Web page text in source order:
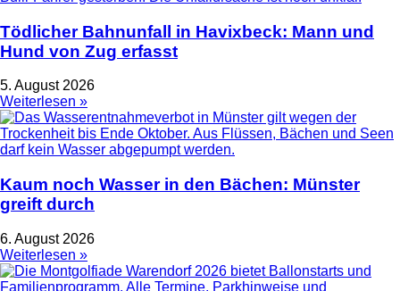
Tödlicher Bahnunfall in Havixbeck: Mann und
Hund von Zug erfasst
5. August 2026
Weiterlesen »
Kaum noch Wasser in den Bächen: Münster
greift durch
6. August 2026
Weiterlesen »